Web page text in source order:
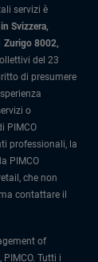
servizi è
Svizzera,
Zurigo 8002,
del 23
di presumere
o
PIMCO
professionali, la
PIMCO
che non
contattare il
of
Tutti i